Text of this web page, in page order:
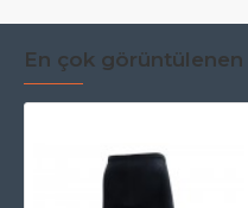
En çok görüntülenen